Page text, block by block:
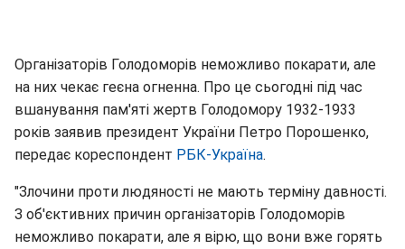
Організаторів Голодоморів неможливо покарати, але
на них чекає геєна огненна. Про це сьогодні під час
вшанування пам'яті жертв Голодомору 1932-1933
років заявив президент України Петро Порошенко,
передає кореспондент РБК-Україна.
"Злочини проти людяності не мають терміну давності.
З об'єктивних причин організаторів Голодоморів
неможливо покарати, але я вірю, що вони вже горять